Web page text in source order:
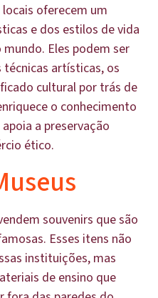
oferecem um
e dos estilos de vida
Eles podem ser
técnicas artísticas, os
cultural por trás de
o conhecimento
a preservação
ético.
souvenirs que são
Esses itens não
instituições, mas
de ensino que